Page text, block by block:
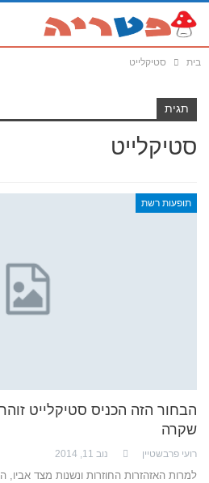
בית סטיקלייט
תגית
סטיקלייט
תופעות רשת
הבחור הזה הכניס סטיקלייט
שקרה
רועי פרבשטיין נוב 11, 2014